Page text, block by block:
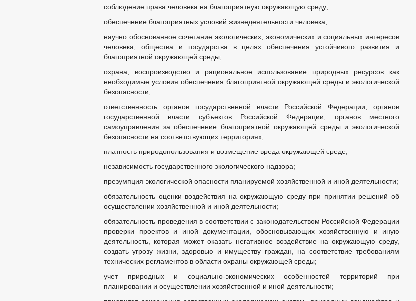
соблюдение права человека на благоприятную окружающую среду;
обеспечение благоприятных условий жизнедеятельности человека;
научно обоснованное сочетание экологических, экономических и социальных интересов
человека, общества и государства в целях обеспечения устойчивого развития и
благоприятной окружающей среды;
охрана, воспроизводство и рациональное использование природных ресурсов как
необходимые условия обеспечения благоприятной окружающей среды и экологической
безопасности;
ответственность органов государственной власти Российской Федерации, органов
государственной власти субъектов Российской Федерации, органов местного
самоуправления за обеспечение благоприятной окружающей среды и экологической
безопасности на соответствующих территориях;
платность природопользования и возмещение вреда окружающей среде;
независимость государственного экологического надзора;
презумпция экологической опасности планируемой хозяйственной и иной деятельности;
обязательность оценки воздействия на окружающую среду при принятии решений об
осуществлении хозяйственной и иной деятельности;
обязательность проведения в соответствии с законодательством Российской Федерации
проверки проектов и иной документации, обосновывающих хозяйственную и иную
деятельность, которая может оказать негативное воздействие на окружающую среду,
создать угрозу жизни, здоровью и имуществу граждан, на соответствие требованиям
технических регламентов в области охраны окружающей среды;
учет природных и социально-экономических особенностей территорий при
планировании и осуществлении хозяйственной и иной деятельности;